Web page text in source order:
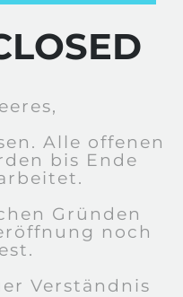
Alle offenen
bis Ende
Gründen
noch
Verständnis